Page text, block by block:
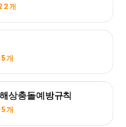
개
개
상충돌예방규칙
개